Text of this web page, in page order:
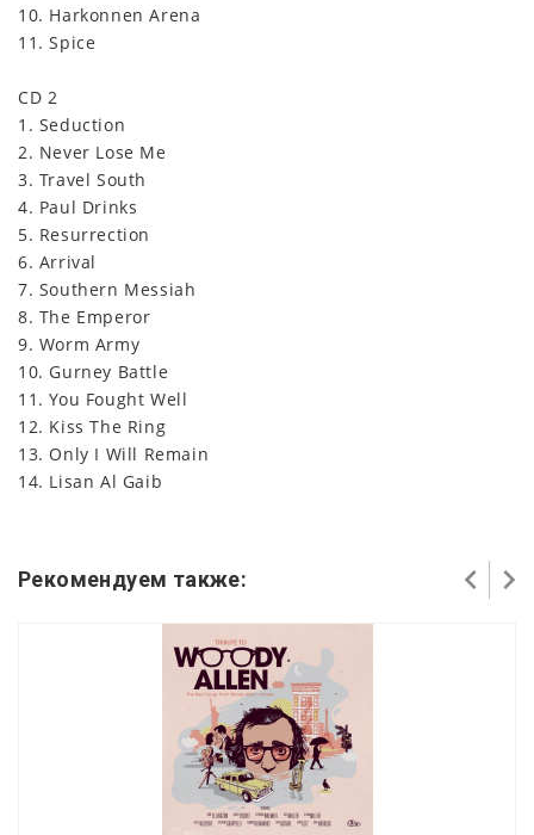
10. Harkonnen Arena
11. Spice
CD 2
1. Seduction
2. Never Lose Me
3. Travel South
4. Paul Drinks
5. Resurrection
6. Arrival
7. Southern Messiah
8. The Emperor
9. Worm Army
10. Gurney Battle
11. You Fought Well
12. Kiss The Ring
13. Only I Will Remain
14. Lisan Al Gaib
Рекомендуем также: